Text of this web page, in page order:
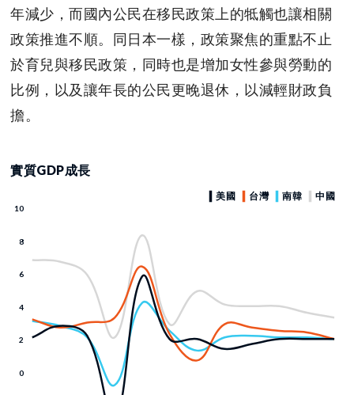
年減少，而國內公民在移民政策上的牴觸也讓相關
政策推進不順。同日本一樣，政策聚焦的重點不止
於育兒與移民政策，同時也是增加女性參與勞動的
比例，以及讓年長的公民更晚退休，以減輕財政負
擔。
實質GDP成長